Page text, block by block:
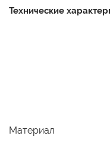
Технические
Материал